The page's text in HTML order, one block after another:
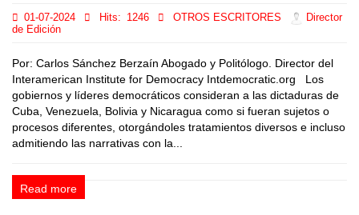
01-07-2024 Hits: 1246 OTROS ESCRITORES
Director
de Edición
Por: Carlos Sánchez Berzaín Abogado y Politólogo. Director del
Interamerican Institute for Democracy Intdemocratic.org Los
gobiernos y líderes democráticos consideran a las dictaduras de
Cuba, Venezuela, Bolivia y Nicaragua como si fueran sujetos o
procesos diferentes, otorgándoles tratamientos diversos e incluso
admitiendo las narrativas con la...
Read more